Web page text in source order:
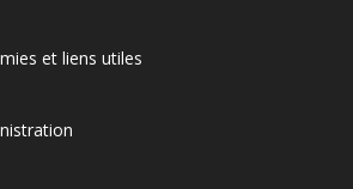
et liens utiles